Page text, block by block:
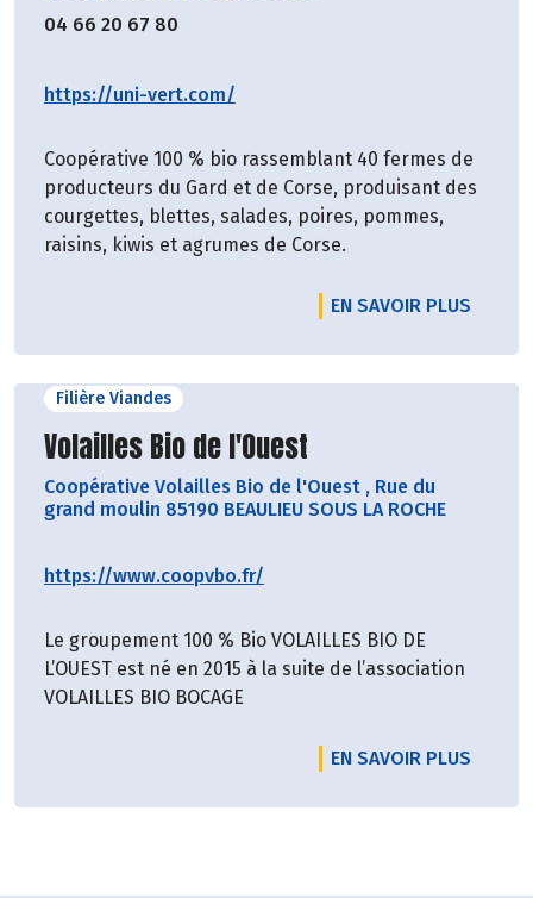
04 66 20 67 80
https://uni-vert.com/
Coopérative 100 % bio rassemblant 40 fermes de
producteurs du Gard et de Corse, produisant des
courgettes, blettes, salades, poires, pommes,
raisins, kiwis et agrumes de Corse.
EN SAVOIR PLUS
Filière Viandes
Découvrir le producteur
Volailles Bio de l'Ouest
Coopérative Volailles Bio de l'Ouest , Rue du
grand moulin 85190 BEAULIEU SOUS LA ROCHE
https://www.coopvbo.fr/
Le groupement 100 % Bio VOLAILLES BIO DE
L’OUEST est né en 2015 à la suite de l’association
VOLAILLES BIO BOCAGE
EN SAVOIR PLUS